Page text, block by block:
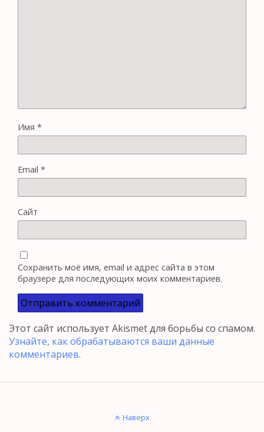
Имя *
Email *
Сайт
Сохранить моё имя, email и адрес сайта в этом
браузере для последующих моих комментариев.
Этот сайт использует Akismet для борьбы со спамом.
Узнайте, как обрабатываются ваши данные
комментариев.
Наверх